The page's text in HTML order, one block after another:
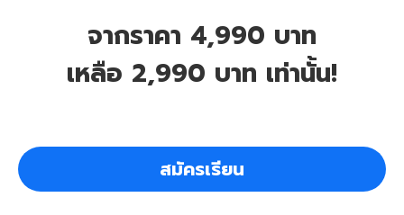
จากราคา 4,990 บาท
เหลือ 2,990 บาท เท่านั้น!
สมัครเรียน